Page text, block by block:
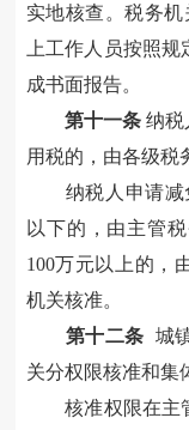
实地核查。税务
上工作人员按照
成书面报告。
第十一条纳税
用税的，由各级税
纳税人申请减
以下的，由主管
100万元以上的，
机关核准。
第十二条 城
关分权限核准和集
核准权限在主